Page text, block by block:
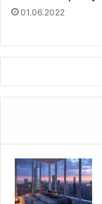
р
н
п
р
е
01.06.2022